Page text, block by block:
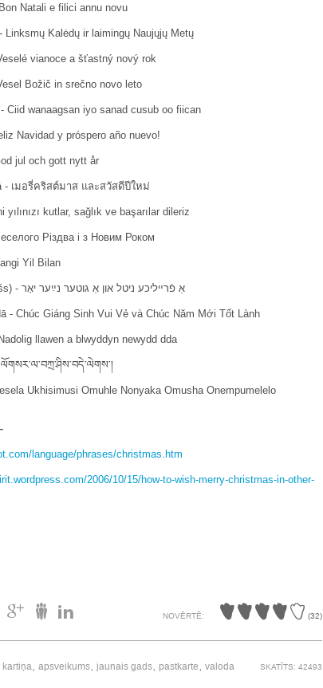
Natali e filici annu novu
Linksmų Kalėdų ir laimingų Naujųjų Metų
vianoce a šťastný nový rok
Božič in srečno novo leto
Ciid wanaagsan iyo sanad cusub oo fiican
Navidad y próspero año nuevo!
jul och gott nytt år
- เมอรี่คริสต์มาส และสวัสดีปีใหม่
kutlar, sağlık ve başarılar dileriz
Різдва і з Новим Роком
Yil Bilan
Ebreju valodā (jidišs) - אַ פֿרײליכע ניטל און אַ גוטער נײַער יאָר
- Chúc Giáng Sinh Vui Vẻ và Chúc Năm Mới Tốt Lành
llawen a blwyddyn newydd dda
Ukhisimusi Omuhle Nonyaka Omusha Onempumelelo
language/phrases/christmas.htm
2006/10/15/how-to-wish-merry-christmas-in-other-
NOVĒRTĒ: (32)
, apsveikums, jaunais gads, pastkarte, valoda SKATĪTS: 42493